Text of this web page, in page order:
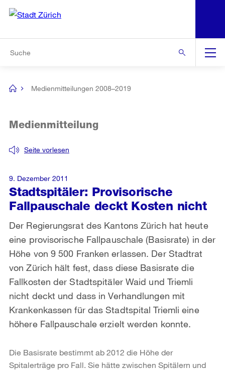
Navigation
[no
Medienmitteilungen 2008–2019
Stadtspitäler: Provisorische
Fallpauschale deckt Kosten nicht
Seite vorlesen
Medienmitteilung
Der Regierungsrat des Kantons Zürich hat heute
eine provisorische Fallpauschale (Basisrate) in der
Höhe von 9 500 Franken erlassen. Der Stadtrat
von Zürich hält fest, dass diese Basisrate die
Fallkosten der Stadtspitäler Waid und Triemli
nicht deckt und dass in Verhandlungen mit
Krankenkassen für das Stadtspital Triemli eine
höhere Fallpauschale erzielt werden konnte.
9. Dezember 2011
Die Basisrate bestimmt ab 2012 die Höhe der
Spitalerträge pro Fall. Sie hätte zwischen Spitälern und